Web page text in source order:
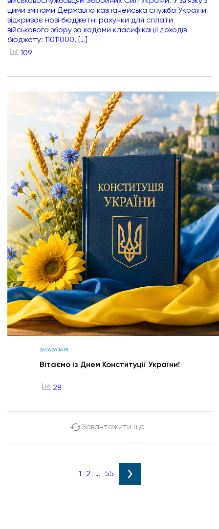
цими змінами Державна казначейська служба України
відкриває нові бюджетні рахунки для сплати
військового збору за кодами класифікації доходів
бюджету: 11011000, […]
109
26.06.26 16:18
Вітаємо із Днем Конституції України!
28
Завантажити ще
1 2 … 55